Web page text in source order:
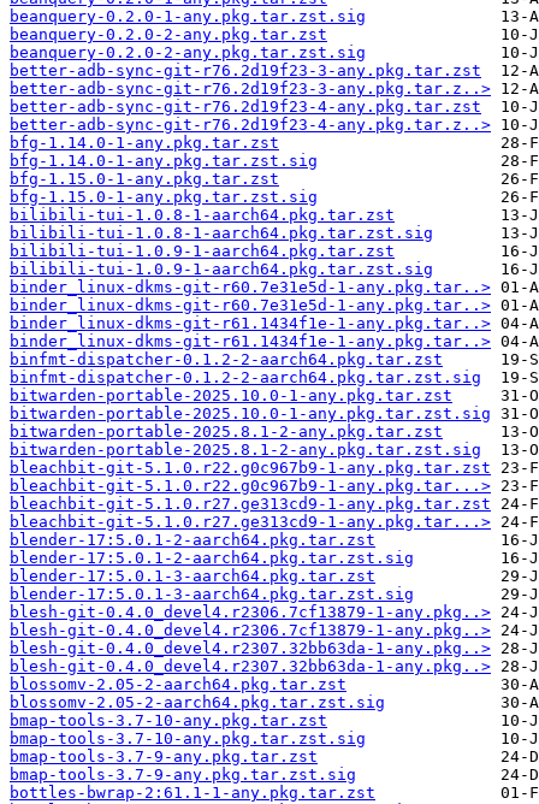
beanquery-0.2.0-1-any.pkg.tar.zst.sig
beanquery-0.2.0-2-any.pkg.tar.zst
beanquery-0.2.0-2-any.pkg.tar.zst.sig
better-adb-sync-git-r76.2d19f23-3-any.pkg.tar.zst
better-adb-sync-git-r76.2d19f23-3-any.pkg.tar.z..>
better-adb-sync-git-r76.2d19f23-4-any.pkg.tar.zst
better-adb-sync-git-r76.2d19f23-4-any.pkg.tar.z..>
bfg-1.14.0-1-any.pkg.tar.zst
bfg-1.14.0-1-any.pkg.tar.zst.sig
bfg-1.15.0-1-any.pkg.tar.zst
bfg-1.15.0-1-any.pkg.tar.zst.sig
bilibili-tui-1.0.8-1-aarch64.pkg.tar.zst
bilibili-tui-1.0.8-1-aarch64.pkg.tar.zst.sig
bilibili-tui-1.0.9-1-aarch64.pkg.tar.zst
bilibili-tui-1.0.9-1-aarch64.pkg.tar.zst.sig
binder_linux-dkms-git-r60.7e31e5d-1-any.pkg.tar..>
binder_linux-dkms-git-r60.7e31e5d-1-any.pkg.tar..>
binder_linux-dkms-git-r61.1434f1e-1-any.pkg.tar..>
binder_linux-dkms-git-r61.1434f1e-1-any.pkg.tar..>
binfmt-dispatcher-0.1.2-2-aarch64.pkg.tar.zst
binfmt-dispatcher-0.1.2-2-aarch64.pkg.tar.zst.sig
bitwarden-portable-2025.10.0-1-any.pkg.tar.zst
bitwarden-portable-2025.10.0-1-any.pkg.tar.zst.sig
bitwarden-portable-2025.8.1-2-any.pkg.tar.zst
bitwarden-portable-2025.8.1-2-any.pkg.tar.zst.sig
bleachbit-git-5.1.0.r22.g0c967b9-1-any.pkg.tar.zst
bleachbit-git-5.1.0.r22.g0c967b9-1-any.pkg.tar...>
bleachbit-git-5.1.0.r27.ge313cd9-1-any.pkg.tar.zst
bleachbit-git-5.1.0.r27.ge313cd9-1-any.pkg.tar...>
blender-17:5.0.1-2-aarch64.pkg.tar.zst
blender-17:5.0.1-2-aarch64.pkg.tar.zst.sig
blender-17:5.0.1-3-aarch64.pkg.tar.zst
blender-17:5.0.1-3-aarch64.pkg.tar.zst.sig
blesh-git-0.4.0_devel4.r2306.7cf13879-1-any.pkg..>
blesh-git-0.4.0_devel4.r2306.7cf13879-1-any.pkg..>
blesh-git-0.4.0_devel4.r2307.32bb63da-1-any.pkg..>
blesh-git-0.4.0_devel4.r2307.32bb63da-1-any.pkg..>
blossomv-2.05-2-aarch64.pkg.tar.zst
blossomv-2.05-2-aarch64.pkg.tar.zst.sig
bmap-tools-3.7-10-any.pkg.tar.zst
bmap-tools-3.7-10-any.pkg.tar.zst.sig
bmap-tools-3.7-9-any.pkg.tar.zst
bmap-tools-3.7-9-any.pkg.tar.zst.sig
bottles-bwrap-2:61.1-1-any.pkg.tar.zst